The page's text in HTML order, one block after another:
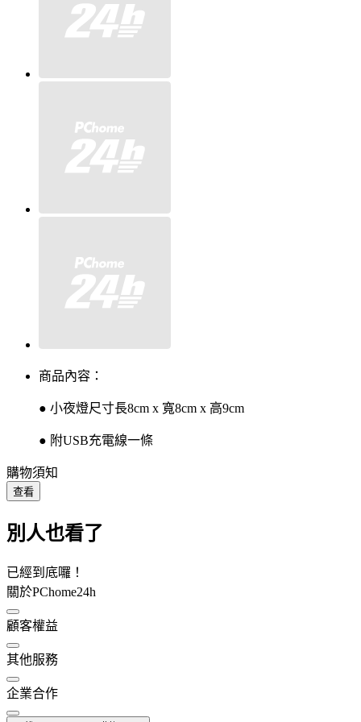
商品內容：
● 小夜燈尺寸長8cm x 寬8cm x 高9cm
● 附USB充電線一條
購物須知
查看
別人也看了
已經到底囉！
關於PChome24h
顧客權益
其他服務
企業合作